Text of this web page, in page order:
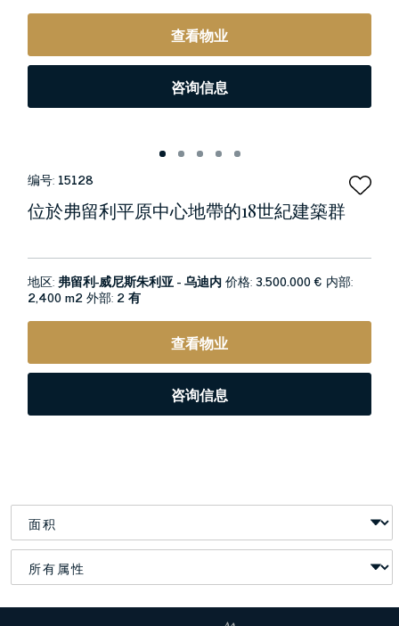
查看物业
咨询信息
编号: 15128
位於弗留利平原中心地帶的18世紀建築群
地区: 弗留利-威尼斯朱利亚 - 乌迪内价格:3.500.000 € 内部:
2,400 m2外部: 2 有
查看物业
咨询信息